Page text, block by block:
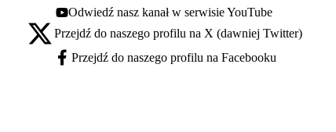
Youtube - otwiera się w nowej karcie
Odwiedź nasz kanał w serwisie YouTube
X - otwiera się w nowej karcie
Przejdź do naszego profilu na X (dawniej Twitter)
Facebook - otwiera się w nowej karcie
Przejdź do naszego profilu na Facebooku